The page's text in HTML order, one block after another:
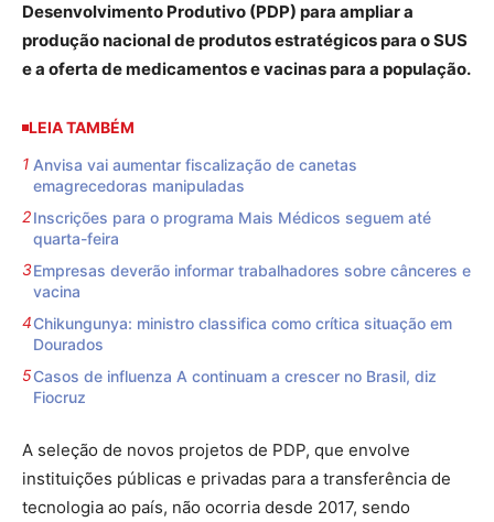
Desenvolvimento Produtivo (PDP) para ampliar a
produção nacional de produtos estratégicos para o SUS
e a oferta de medicamentos e vacinas para a população.
LEIA TAMBÉM
Anvisa vai aumentar fiscalização de canetas
emagrecedoras manipuladas
Inscrições para o programa Mais Médicos seguem até
quarta-feira
Empresas deverão informar trabalhadores sobre cânceres e
vacina
Chikungunya: ministro classifica como crítica situação em
Dourados
Casos de influenza A continuam a crescer no Brasil, diz
Fiocruz
A seleção de novos projetos de PDP, que envolve
instituições públicas e privadas para a transferência de
tecnologia ao país, não ocorria desde 2017, sendo